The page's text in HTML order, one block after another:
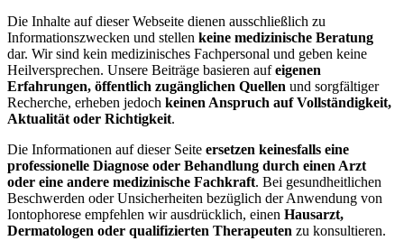
Die Inhalte auf dieser Webseite dienen ausschließlich zu
Informationszwecken und stellen keine medizinische Beratung
dar. Wir sind kein medizinisches Fachpersonal und geben keine
Heilversprechen. Unsere Beiträge basieren aufeigenen
Erfahrungen, öffentlich zugänglichen Quellen und sorgfältiger
Recherche, erheben jedoch keinen Anspruch auf Vollständigkeit,
Aktualität oder Richtigkeit.
Die Informationen auf dieser Seite ersetzen keinesfalls eine
professionelle Diagnose oder Behandlung durch einen Arzt
oder eine andere medizinische Fachkraft. Bei gesundheitlichen
Beschwerden oder Unsicherheiten bezüglich der Anwendung von
Iontophorese empfehlen wir ausdrücklich, einen Hausarzt,
Dermatologen oder qualifizierten Therapeuten zu konsultieren.